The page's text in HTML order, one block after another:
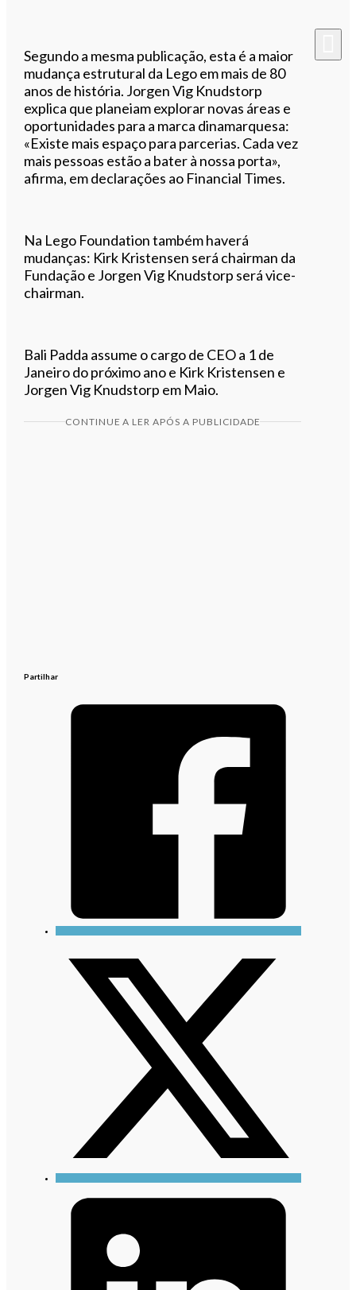
Segundo a mesma publicação, esta é a maior
mudança estrutural da Lego em mais de 80
anos de história. Jorgen Vig Knudstorp
explica que planeiam explorar novas áreas e
oportunidades para a marca dinamarquesa:
«Existe mais espaço para parcerias. Cada vez
mais pessoas estão a bater à nossa porta»,
afirma, em declarações ao Financial Times.
Na Lego Foundation também haverá
mudanças: Kirk Kristensen será chairman da
Fundação e Jorgen Vig Knudstorp será vice-
chairman.
Bali Padda assume o cargo de CEO a 1 de
Janeiro do próximo ano e Kirk Kristensen e
Jorgen Vig Knudstorp em Maio.
CONTINUE A LER APÓS A PUBLICIDADE
Partilhar